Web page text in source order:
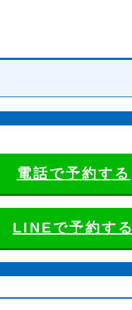
電話で予約する
LINEで予約する